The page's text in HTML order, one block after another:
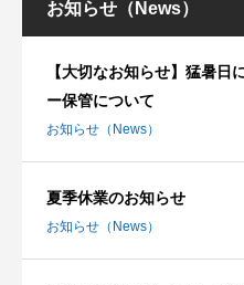
お知らせ（News）
【大切なお知らせ】猛暑
ー保管について
お知らせ（News）
夏季休業のお知らせ
お知らせ（News）